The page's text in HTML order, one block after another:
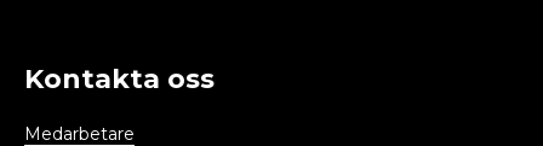
Kontakta oss
Medarbetare